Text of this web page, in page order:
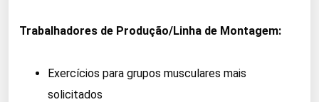
Trabalhadores de Produção/Linha de Montagem:
Exercícios para grupos musculares mais
solicitados